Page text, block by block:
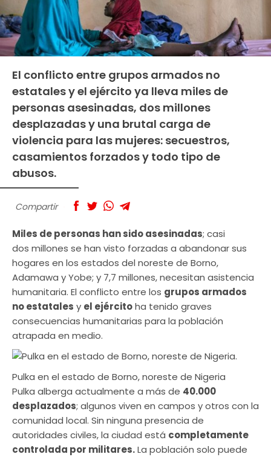
El conflicto entre grupos armados no
estatales y el ejército ya lleva miles de
personas asesinadas, dos millones
desplazadas y una brutal carga de
violencia para las mujeres: secuestros,
casamientos forzados y todo tipo de
abusos.
Compartir
Miles de personas han sido asesinadas; casi
dos millones se han visto forzadas a abandonar sus
hogares en los estados del noreste de Borno,
Adamawa y Yobe; y 7,7 millones, necesitan asistencia
humanitaria. El conflicto entre los grupos armados
no estatales y el ejércitoha tenido graves
consecuencias humanitarias para la población
atrapada en medio.
Pulka en el estado de Borno, noreste de Nigeria
Pulka alberga actualmente a más de 40.000
desplazados; algunos viven en campos y otros con la
comunidad local. Sin ninguna presencia de
autoridades civiles, la ciudad está completamente
controlada por militares.La población solo puede